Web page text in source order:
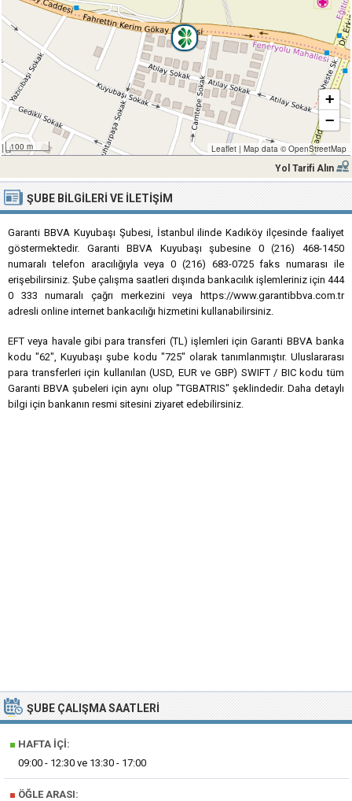
100 m
+
−
Leaflet | Map data ©OpenStreetMap
Yol Tarifi Alın
ŞUBE BILGILERI VE İLETIŞIM
Garanti BBVA Kuyubaşı Şubesi, İstanbul ilinde Kadıköy ilçesinde faaliyet
göstermektedir. Garanti BBVA Kuyubaşı şubesine 0 (216) 468-1450
numaralı telefon aracılığıyla veya 0 (216) 683-0725 faks numarası ile
erişebilirsiniz. Şube çalışma saatleri dışında bankacılık işlemleriniz için 444
0 333 numaralı çağrı merkezini veya https://www.garantibbva.com.tr
adresli online internet bankacılığı hizmetini kullanabilirsiniz.
EFT veya havale gibi para transferi (TL) işlemleri için Garanti BBVA banka
kodu "62", Kuyubaşı şube kodu "725" olarak tanımlanmıştır. Uluslararası
para transferleri için kullanılan (USD, EUR ve GBP) SWIFT / BIC kodu tüm
Garanti BBVA şubeleri için aynı olup "TGBATRIS" şeklindedir. Daha detaylı
bilgi için bankanın resmi sitesini ziyaret edebilirsiniz.
ŞUBE ÇALIŞMA SAATLERI
■ HAFTA İÇI:
09:00 - 12:30 ve 13:30 - 17:00
■ ÖĞLE ARASI: